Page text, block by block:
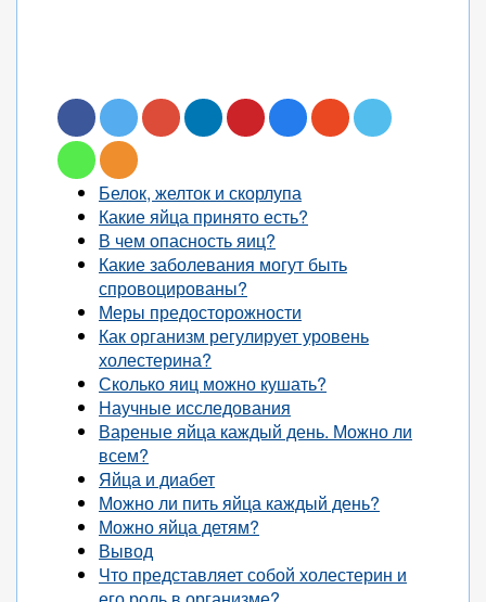
Белок, желток и скорлупа
Какие яйца принято есть?
В чем опасность яиц?
Какие заболевания могут быть
спровоцированы?
Меры предосторожности
Как организм регулирует уровень
холестерина?
Сколько яиц можно кушать?
Научные исследования
Вареные яйца каждый день. Можно ли
всем?
Яйца и диабет
Можно ли пить яйца каждый день?
Можно яйца детям?
Вывод
Что представляет собой холестерин и